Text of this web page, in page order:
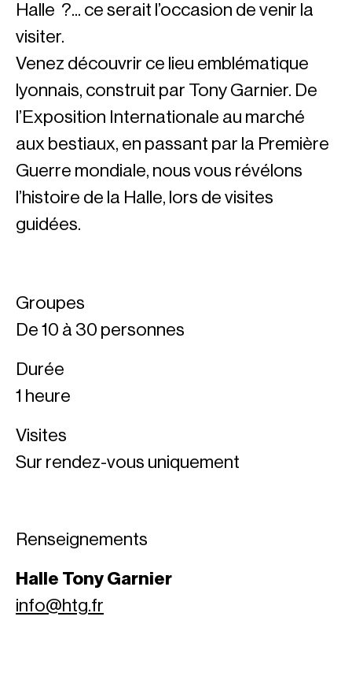
Halle ?... ce serait l’occasion de venir la
visiter.
Venez découvrir ce lieu emblématique
lyonnais, construit par Tony Garnier. De
l’Exposition Internationale au marché
aux bestiaux, en passant par la Première
Guerre mondiale, nous vous révélons
l’histoire de la Halle, lors de visites
guidées.
Groupes
De 10 à 30 personnes
Durée
1 heure
Visites
Sur rendez-vous uniquement
Renseignements
Halle Tony Garnier
info@htg.fr